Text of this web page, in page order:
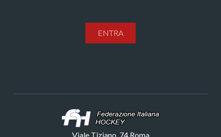
ENTRA
Viale Tiziano, 74 Roma